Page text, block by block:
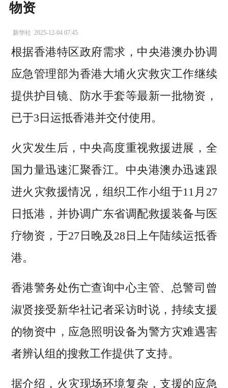
物资
新华社 2025-12-04 07:45
根据香港特区政府需求，中央港澳办协调
应急管理部为香港大埔火灾救灾工作继续
提供护目镜、防水手套等最新一批物资，
已于3日运抵香港并交付使用。
火灾发生后，中央高度重视救援进展，全
国力量迅速汇聚香江。中央港澳办迅速跟
进火灾救援情况，组织工作小组于11月27
日抵港，并协调广东省调配救援装备与医
疗物资，于27日晚及28日上午陆续运抵香
港。
香港警务处伤亡查询中心主管、总警司曾
淑贤接受新华社记者采访时说，持续支援
的物资中，应急照明设备为警方灾难遇害
者辨认组的搜救工作提供了支持。
据介绍，火灾现场环境复杂，支援的应急